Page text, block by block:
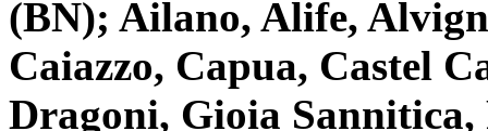
(BN); Ailano, Alife,
Caiazzo, Capua, Castel
Dragoni, Gioia